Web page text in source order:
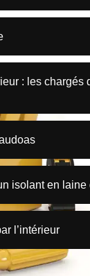
: les
isolant en laine
l’intérieur